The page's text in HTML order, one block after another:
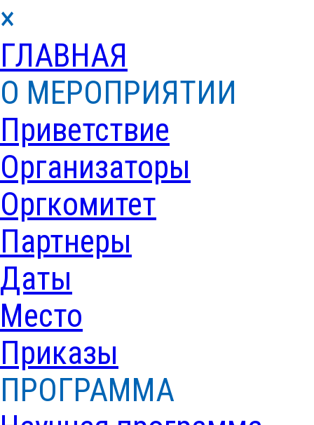
×
ГЛАВНАЯ
О МЕРОПРИЯТИИ
Приветствие
Организаторы
Оргкомитет
Партнеры
Даты
Место
Приказы
ПРОГРАММА